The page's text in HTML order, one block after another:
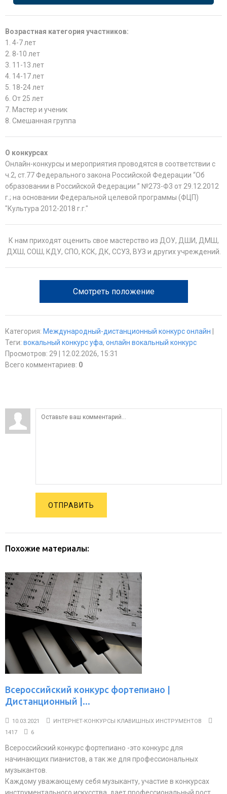
Возрастная категория участников:
1. 4-7 лет
2. 8-10 лет
3. 11-13 лет
4. 14-17 лет
5. 18-24 лет
6. От 25 лет
7. Мастер и ученик
8. Смешанная группа
О конкурсах
Онлайн-конкурсы и мероприятия проводятся в соответствии с
ч.2, ст.77 Федерального закона Российской Федерации “Об
образовании в Российской Федерации ” №273-Ф3 от 29.12.2012
г.; на основании Федеральной целевой программы (ФЦП)
"Культура 2012-2018 г.г."
К нам приходят оценить свое мастерство из ДОУ, ДШИ, ДМШ,
ДХШ, СОШ, КДУ, СПО, КСК, ДК, ССУЗ, ВУЗ и других учреждений.
Смотреть положение
Категория: Международный-дистанционный конкурс онлайн
Теги: вокальный конкурс уфа, онлайн вокальный конкурс
Просмотров: 29 | 12.02.2026, 15:31
Всего комментариев: 0
ОТПРАВИТЬ
Похожие материалы:
Всероссийский конкурс фортепиано |
Дистанционный |...
10.03.2021
ИНТЕРНЕТ-КОНКУРСЫ КЛАВИШНЫХ ИНСТРУМЕНТОВ
1417
6
Всероссийский конкурс фортепиано -это конкурс для
начинающих пианистов, а так же для профессиональных
музыкантов.
Каждому уважающему себя музыканту, участие в конкурсах